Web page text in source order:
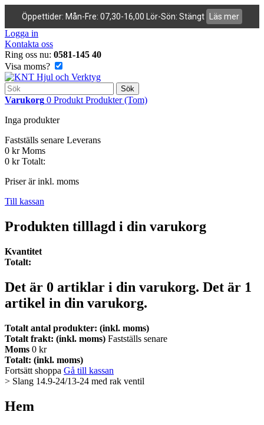
Öppettider: Mån-Fre: 07,30-16,00 Lör-Sön: Stängt Läs mer
Logga in
Kontakta oss
Ring oss nu: 0581-145 40
Visa moms?
Sök
Varukorg 0 Produkt Produkter (Tom)
Inga produkter
Fastställs senare Leverans
0 kr Moms
0 kr Totalt:
Priser är inkl. moms
Till kassan
Produkten tilllagd i din varukorg
Kvantitet
Totalt:
Det är 0 artiklar i din varukorg. Det är 1
artikel in din varukorg.
Totalt antal produkter: (inkl. moms)
Totalt frakt: (inkl. moms) Fastställs senare
Moms 0 kr
Totalt: (inkl. moms)
Fortsätt shoppa Gå till kassan
> Slang 14.9-24/13-24 med rak ventil
Hem